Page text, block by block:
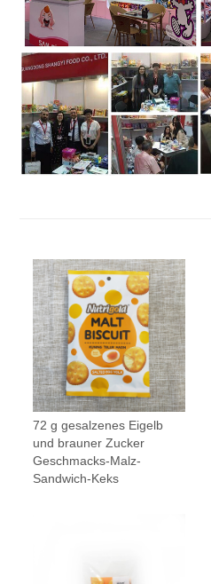
72 g gesalzenes Eigelb
und brauner Zucker
Geschmacks-Malz-
Sandwich-Keks